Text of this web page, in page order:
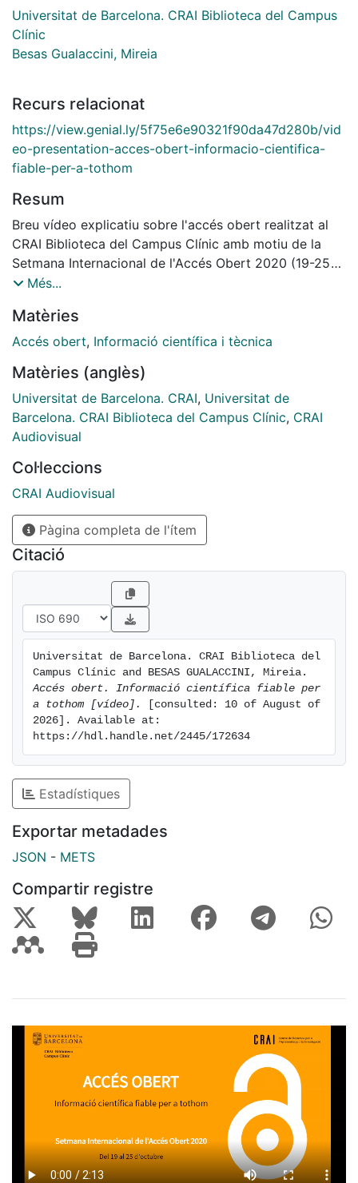
Universitat de Barcelona. CRAI Biblioteca del Campus
Clínic
Besas Gualaccini, Mireia
Recurs relacionat
https://view.genial.ly/5f75e6e90321f90da47d280b/vid
eo-presentation-acces-obert-informacio-cientifica-
fiable-per-a-tothom
Resum
Breu vídeo explicatiu sobre l'accés obert realitzat al
CRAI Biblioteca del Campus Clínic amb motiu de la
Setmana Internacional de l'Accés Obert 2020 (19-25
octubre).
Més...
Matèries
Accés obert, Informació científica i tècnica
Matèries (anglès)
Universitat de Barcelona. CRAI, Universitat de
Barcelona. CRAI Biblioteca del Campus Clínic, CRAI
Audiovisual
Col·leccions
CRAI Audiovisual
Pàgina completa de l'ítem
Citació
Universitat de Barcelona. CRAI Biblioteca del
Accés obert. Informació científica fiable per
a tothom [vídeo].
[consulted: 10 of August of
2026]. Available at:
https://hdl.handle.net/2445/172634
Estadístiques
Exportar metadades
JSON - METS
Compartir registre